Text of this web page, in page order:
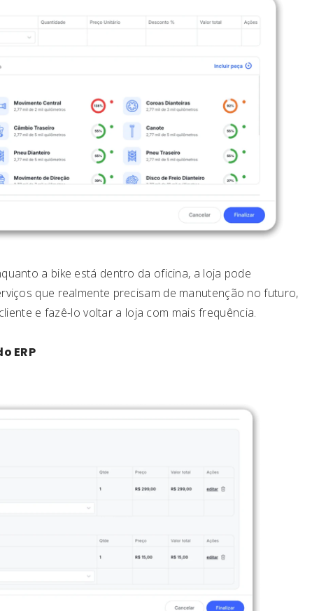
a bike está dentro da oficina, a loja pode
que realmente precisam de manutenção no futuro,
e fazê-lo voltar a loja com mais frequência.
ERP